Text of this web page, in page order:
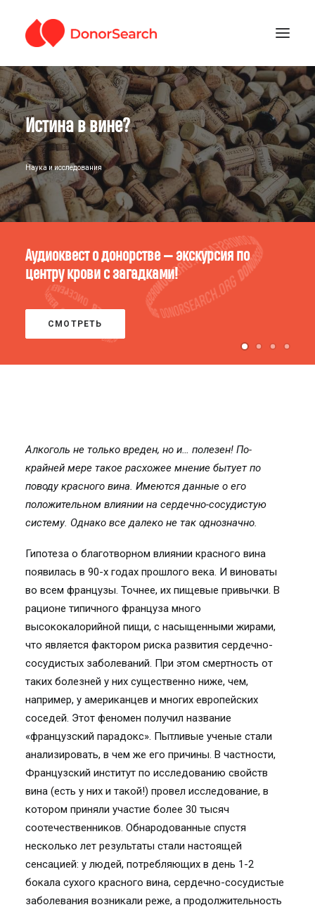
РУБРИКИ
ЗАРЕГИСТРИРОВАТЬСЯ
ПОДДЕРЖАТЬ ПРОЕКТ
ГДЕ СДАТЬ КРОВЬ
Истина в вине?
Наука и исследования
Аудиоквест о донорстве — экскурсия по
центру крови с загадками!
СМОТРЕТЬ
Алкоголь не только вреден, но и… полезен! По-
крайней мере такое расхожее мнение бытует по
поводу красного вина. Имеются данные о его
положительном влиянии на сердечно-сосудистую
систему. Однако все далеко не так однозначно.
Гипотеза о благотворном влиянии красного вина
появилась в 90-х годах прошлого века. И виноваты
во всем французы. Точнее, их пищевые привычки. В
рационе типичного француза много
высококалорийной пищи, с насыщенными жирами,
что является фактором риска развития сердечно-
сосудистых заболеваний. При этом смертность от
таких болезней у них существенно ниже, чем,
например, у американцев и многих европейских
соседей. Этот феномен получил название
«французский парадокс». Пытливые ученые стали
анализировать, в чем же его причины. В частности,
Французский институт по исследованию свойств
вина (есть у них и такой!) провел исследование, в
котором приняли участие более 30 тысяч
соотечественников. Обнародованные спустя
несколько лет результаты стали настоящей
сенсацией: у людей, потребляющих в день 1-2
бокала сухого красного вина, сердечно-сосудистые
заболевания возникали реже, а продолжительность